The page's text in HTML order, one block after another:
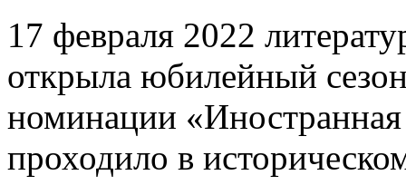
17 февраля 2022
открыла юбилейный
номинации
проходило в